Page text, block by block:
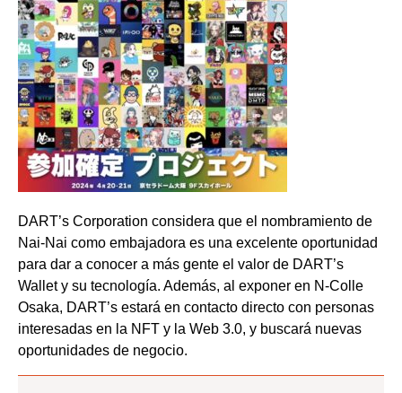
DART’s Corporation considera que el nombramiento de
Nai-Nai como embajadora es una excelente oportunidad
para dar a conocer a más gente el valor de DART’s
Wallet y su tecnología. Además, al exponer en N-Colle
Osaka, DART’s estará en contacto directo con personas
interesadas en la NFT y la Web 3.0, y buscará nuevas
oportunidades de negocio.